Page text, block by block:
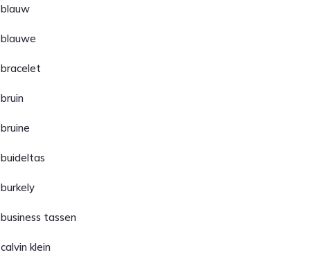
blauw
blauwe
bracelet
bruin
bruine
buideltas
burkely
business tassen
calvin klein